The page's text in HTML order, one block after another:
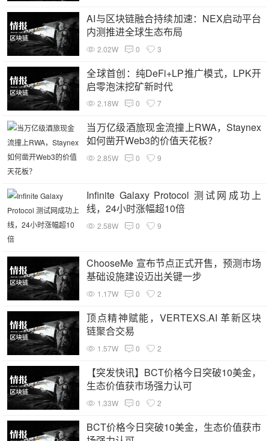
AI与区块链融合持续加速：NEX启动平台
内测推进全球生态布局
2.02W 0 3
全球首创：纯DeFi+LP推广模式，LPK开
启零泡沫挖矿新时代
2.18W 0 7
当万亿级酒旅现金流撞上RWA，Staynex
如何凿开Web3的价值天花板？
2.85W 0 9
Infinite Galaxy Protocol 测试网成功上
线，24小时涨幅超10倍
2.58W 0 9
ChooseMe 宣布节点正式开售，预测市场
基础设施建设迈出关键一步
1.17W 0 2
顶点精神赋能，VERTEXS.AI 革新区块
链聚合交易
1.57W 0 2
【突发快讯】BCT价格今日突破10美金，
生态价值获市场强力认可
1.33W 0 2
BCT价格今日突破10美金，生态价值获市